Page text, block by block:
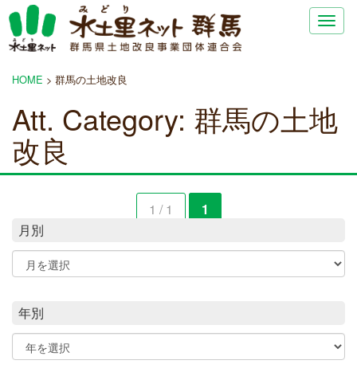
HOME > 群馬の土地改良
Att. Category: 群馬の土地
改良
1 / 1
1
月別
年別